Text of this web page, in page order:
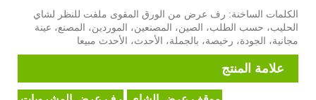
الكلمات الساخنة: رف عرض من الورق المقوى ملفت للنظر لشاي
الحليب، حسب الطلب، الصين، المصنعين، الموردين، المصنع، عينة
مجانية، الجودة، رخيصة، بالجملة، الأحدث، الأحدث مبيعا
علامة المنتج